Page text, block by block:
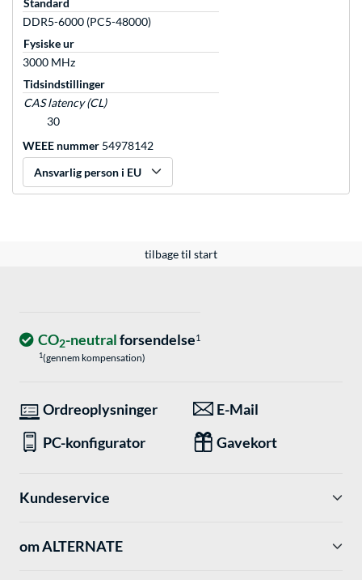
Standard
DDR5-6000 (PC5-48000)
Fysiske ur
3000 MHz
Tidsindstillinger
CAS latency (CL)
30
WEEE nummer 54978142
Ansvarlig person i EU
tilbage til start
CO2-neutralforsendelse1
1(gennem kompensation)
Ordreoplysninger
E-Mail
PC-konfigurator
Gavekort
Kundeservice
om ALTERNATE